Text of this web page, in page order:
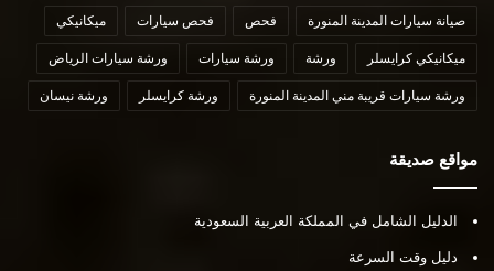
صيانة سيارات المدينة المنورة فحص فحص سيارات ميكانيكي
ميكانيكي كرايسلر ورشة ورشة سيارات ورشة سيارات الرياض
ورشة سيارات قريبة مني المدينة المنورة ورشة كرايسلر ورشة نيسان
مواقع صديقة
الدليل الشامل في المملكة العربية السعودية
دليل وقت السرعة